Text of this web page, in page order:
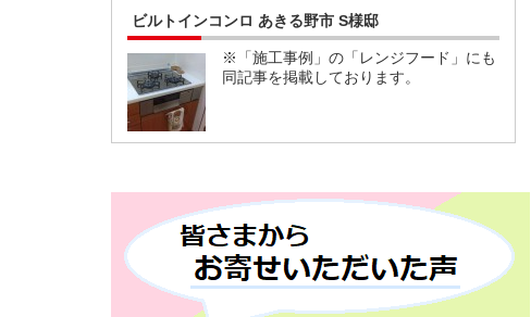
ビルトインコンロ あきる野市 S様邸
※「施工事例」の「レンジフード」にも
同記事を掲載しております。